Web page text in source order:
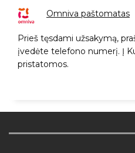
Omniva paštomatas
Prieš tęsdami užsakymą,
įvedėte telefono numerį. Į
pristatomos.